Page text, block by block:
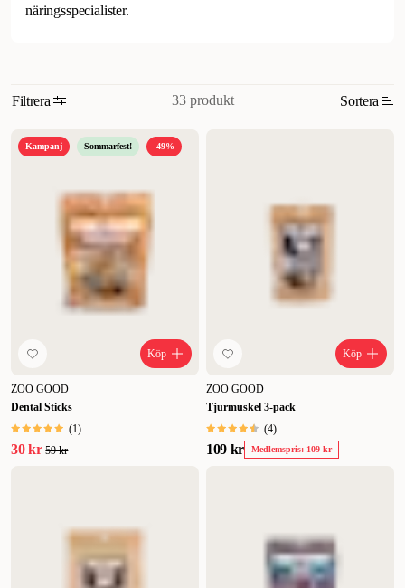
näringsspecialister.
Filtrera 33 produkt Sortera
Relevans
Högsta pris
Lägsta pris
Kampanj Sommarfest! -49%
Köp
ZOO GOOD
Dental Sticks
(1)
30 kr 59 kr
Köp
ZOO GOOD
Tjurmuskel 3-pack
(4)
109 kr Medlemspris: 109 kr